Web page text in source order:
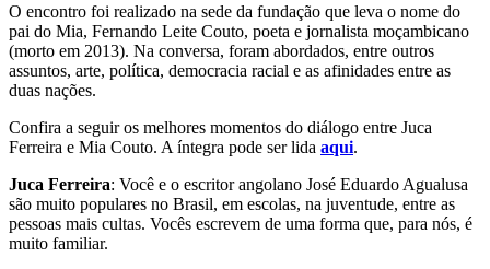
O encontro foi realizado na sede da fundação que leva o nome do
pai do Mia, Fernando Leite Couto, poeta e jornalista moçambicano
(morto em 2013). Na conversa, foram abordados, entre outros
assuntos, arte, política, democracia racial e as afinidades entre as
duas nações.
Confira a seguir os melhores momentos do diálogo entre Juca
Ferreira e Mia Couto. A íntegra pode ser lida aqui.
Juca Ferreira: Você e o escritor angolano José Eduardo Agualusa
são muito populares no Brasil, em escolas, na juventude, entre as
pessoas mais cultas. Vocês escrevem de uma forma que, para nós, é
muito familiar.